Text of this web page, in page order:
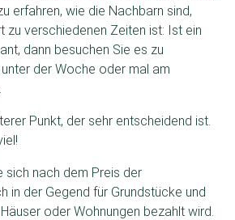
erfahren, wie die Nachbarn sind,
zu verschiedenen Zeiten ist: Ist ein
dann besuchen Sie es zu
der Woche oder mal am
Punkt, der sehr entscheidend ist.
sich nach dem Preis der
in der Gegend für Grundstücke und
oder Wohnungen bezahlt wird.